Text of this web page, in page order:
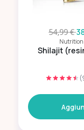
54,99 €
Nutrition
Shilajit